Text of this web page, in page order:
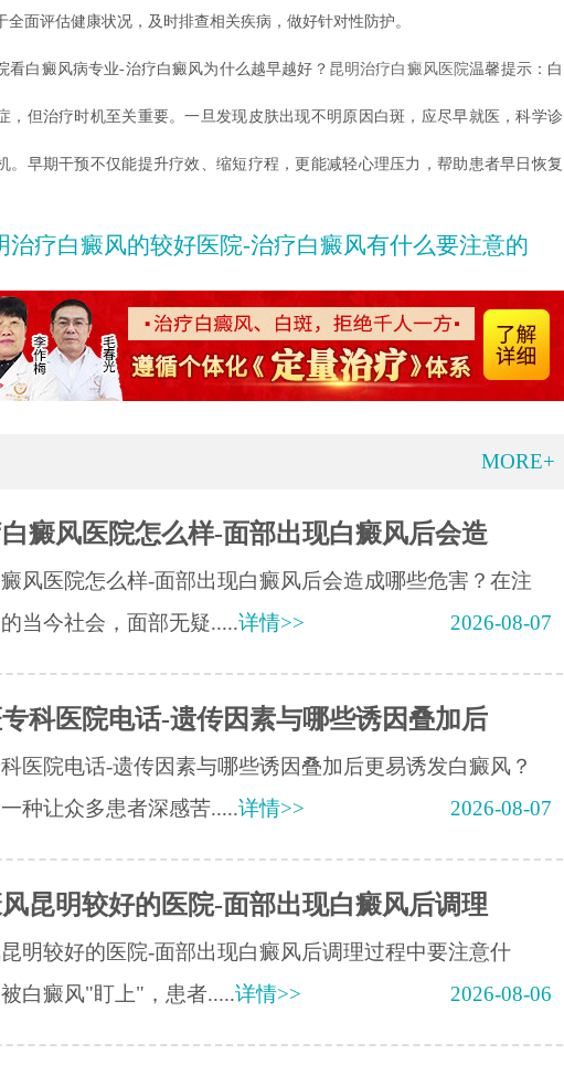
全面评估健康状况，及时排查相关疾病，做好针对性防护。
白癜风病专业-治疗白癜风为什么越早越好？ 昆明治疗白癜风医院温馨提示：白
，但治疗时机至关重要。一旦发现皮肤出现不明原因白斑，应尽早就医，科学诊
。早期干预不仅能提升疗效、缩短疗程，更能减轻心理压力，帮助患者早日恢复
治疗白癜风的较好医院-治疗白癜风有什么要注意的
MORE+
癜风医院怎么样-面部出现白癜风后会造
风医院怎么样-面部出现白癜风后会造成哪些危害？在注
当今社会，面部无疑.....详情>> 2026-08-07
科医院电话-遗传因素与哪些诱因叠加后
医院电话-遗传因素与哪些诱因叠加后更易诱发白癜风？
种让众多患者深感苦.....详情>> 2026-08-07
昆明较好的医院-面部出现白癜风后调理
明较好的医院-面部出现白癜风后调理过程中要注意什
白癜风"盯上"，患者.....详情>> 2026-08-06